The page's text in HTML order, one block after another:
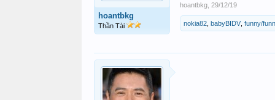
hoantbkg
Thần Tài
hoantbkg 29/12/19
nokia82 babyBIDV funny/